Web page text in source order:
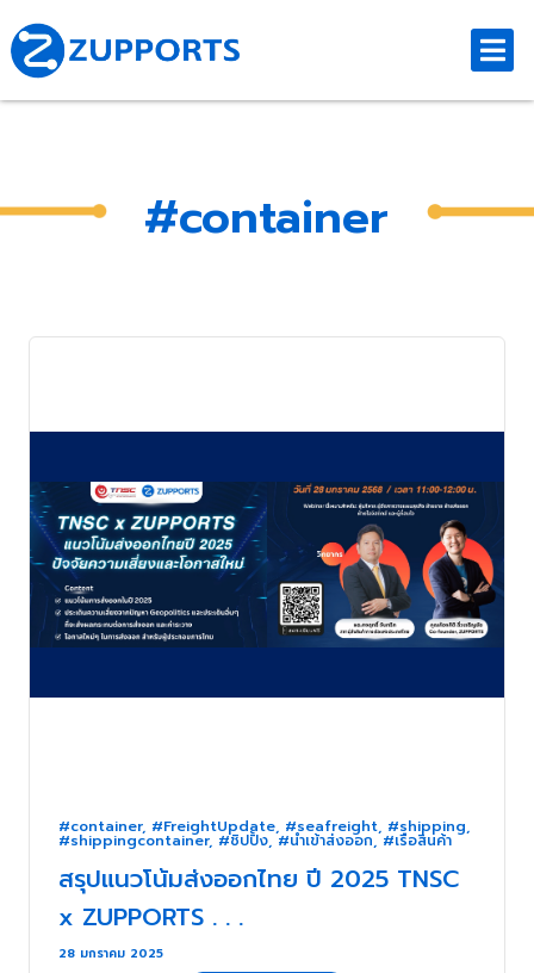
#container
#container, #FreightUpdate, #seafreight, #shipping,
#shippingcontainer, #ชิปปิ้ง,#นำเข้าส่งออก,#เรือสินค้า
สรุปแนวโน้มส่งออกไทย ปี 2025 TNSC
x ZUPPORTS . . .
28 มกราคม 2025